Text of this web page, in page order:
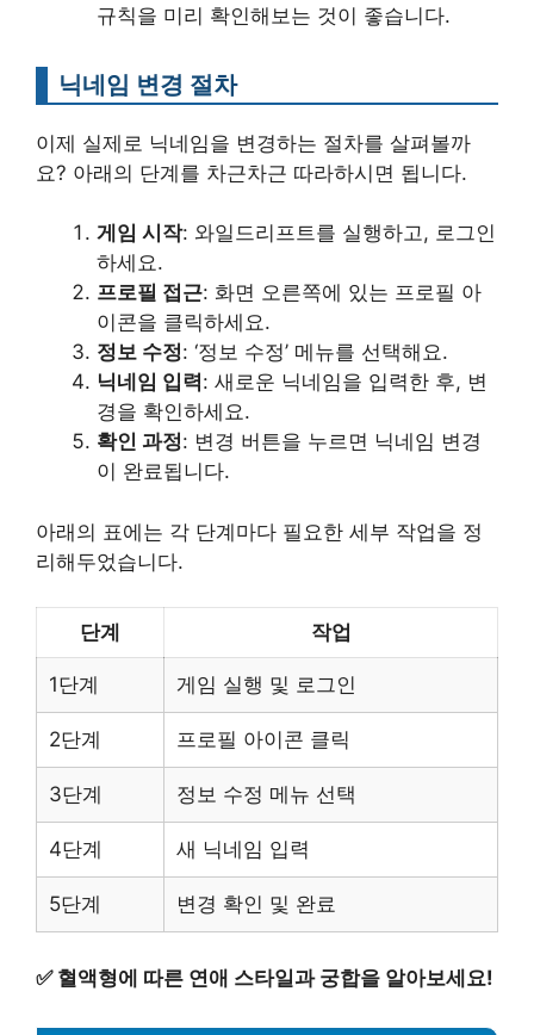
규칙을 미리 확인해보는 것이 좋습니다.
닉네임 변경 절차
이제 실제로 닉네임을 변경하는 절차를 살펴볼까
요? 아래의 단계를 차근차근 따라하시면 됩니다.
게임 시작: 와일드리프트를 실행하고, 로그인
하세요.
프로필 접근: 화면 오른쪽에 있는 프로필 아
이콘을 클릭하세요.
정보 수정: ‘정보 수정’ 메뉴를 선택해요.
닉네임 입력: 새로운 닉네임을 입력한 후, 변
경을 확인하세요.
확인 과정: 변경 버튼을 누르면 닉네임 변경
이 완료됩니다.
아래의 표에는 각 단계마다 필요한 세부 작업을 정
리해두었습니다.
단계 작업
1단계 게임 실행 및 로그인
2단계 프로필 아이콘 클릭
3단계 정보 수정 메뉴 선택
4단계 새 닉네임 입력
5단계 변경 확인 및 완료
✅ 혈액형에 따른 연애 스타일과 궁합을 알아보세요!